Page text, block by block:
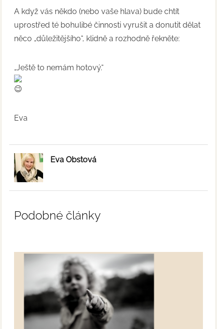
A když vás někdo (nebo vaše hlava) bude chtít
uprostřed té bohulibé činnosti vyrušit a donutit dělat
něco „důležitějšího“, klidně a rozhodně řekněte:
„Ještě to nemám hotový.“
Eva
Eva Obstová
Podobné články